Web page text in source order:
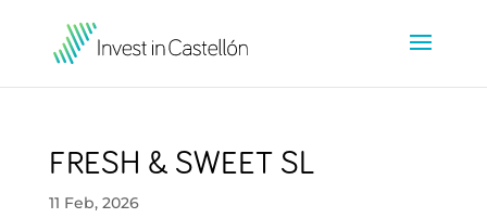
FRESH & SWEET SL
11 Feb, 2026